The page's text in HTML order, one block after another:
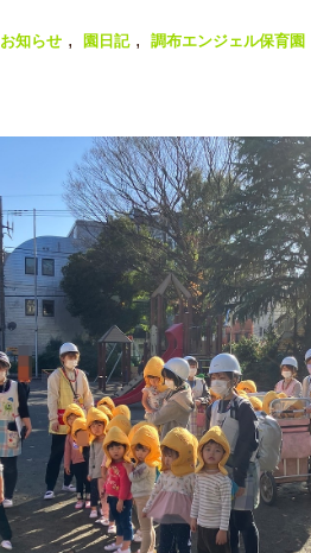
お知らせ , 園日記 , 調布エンジェル保育園